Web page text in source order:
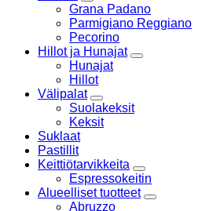
Grana Padano
Parmigiano Reggiano
Pecorino
Hillot ja Hunajat
Hunajat
Hillot
Välipalat
Suolakeksit
Keksit
Suklaat
Pastillit
Keittiötarvikkeita
Espressokeitin
Alueelliset tuotteet
Abruzzo